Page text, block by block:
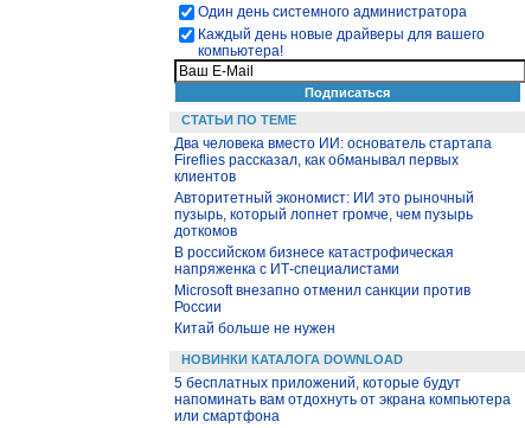
Один день системного администратора
Каждый день новые драйверы для вашего
компьютера!
СТАТЬИ ПО ТЕМЕ
Два человека вместо ИИ: основатель стартапа
Fireflies рассказал, как обманывал первых
клиентов
Авторитетный экономист: ИИ это рыночный
пузырь, который лопнет громче, чем пузырь
доткомов
В российском бизнесе катастрофическая
напряженка с ИТ-специалистами
Microsoft внезапно отменил санкции против
России
Китай больше не нужен
НОВИНКИ КАТАЛОГА DOWNLOAD
5 бесплатных приложений, которые будут
напоминать вам отдохнуть от экрана компьютера
или смартфона